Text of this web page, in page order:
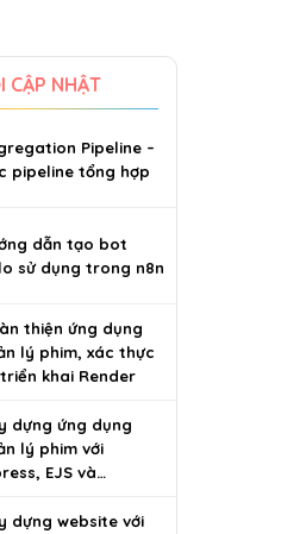
CẬP NHẬT
Pipeline –
pipeline tổng hợp
dẫn tạo bot
sử dụng trong n8n
thiện ứng dụng
lý phim, xác thực
khai Render
dựng ứng dụng
lý phim với
EJS và
dựng website với